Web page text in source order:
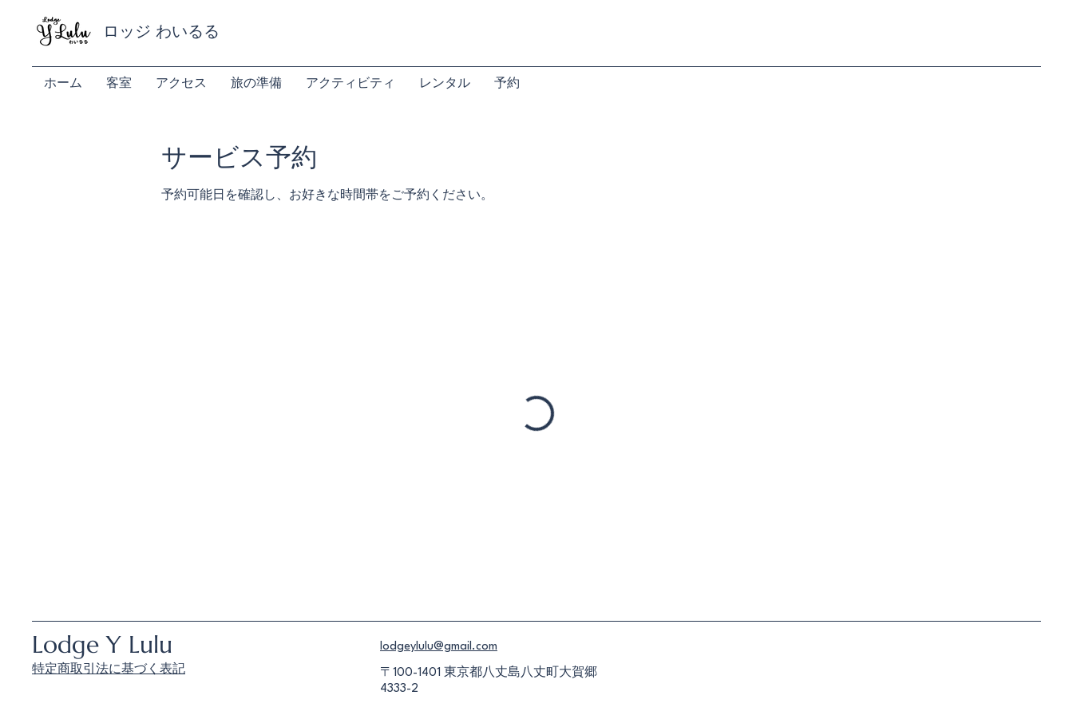
ロッジ わいるる
ホーム 客室 アクセス 旅の準備 アクティビティ レンタル 予約
サービス予約
予約可能日を確認し、お好きな時間帯をご予約ください。
Lodge Y Lulu
特定商取引法に基づく表記
lodgeylulu@gmail.com
〒100-1401 東京都八丈島八丈町大賀郷
4333-2